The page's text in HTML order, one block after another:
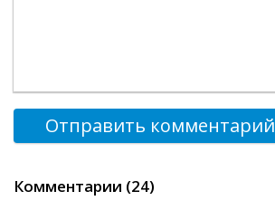
Отправить комментарий
Комментарии (24)